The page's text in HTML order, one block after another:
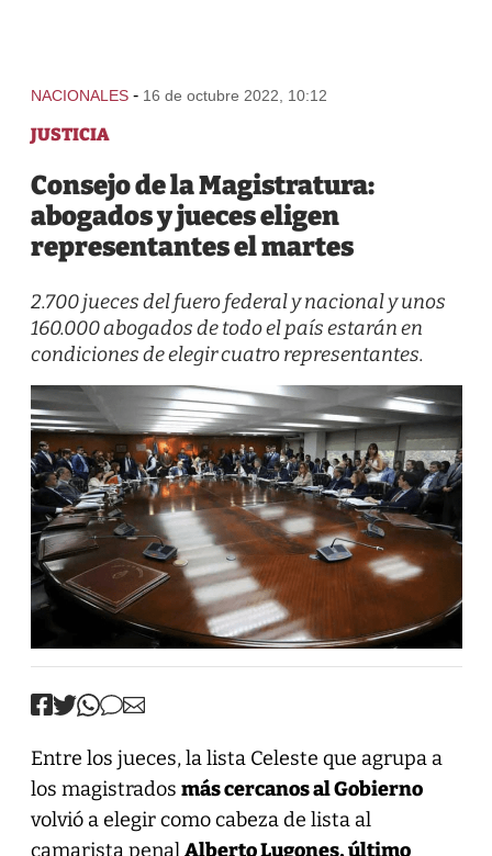
NACIONALES - 16 de octubre 2022, 10:12
JUSTICIA
Consejo de la Magistratura:
abogados y jueces eligen
representantes el martes
2.700 jueces del fuero federal y nacional y unos
160.000 abogados de todo el país estarán en
condiciones de elegir cuatro representantes.
Entre los jueces, la lista Celeste que agrupa a
los magistrados más cercanos al Gobierno
volvió a elegir como cabeza de lista al
camarista penalAlberto Lugones, último